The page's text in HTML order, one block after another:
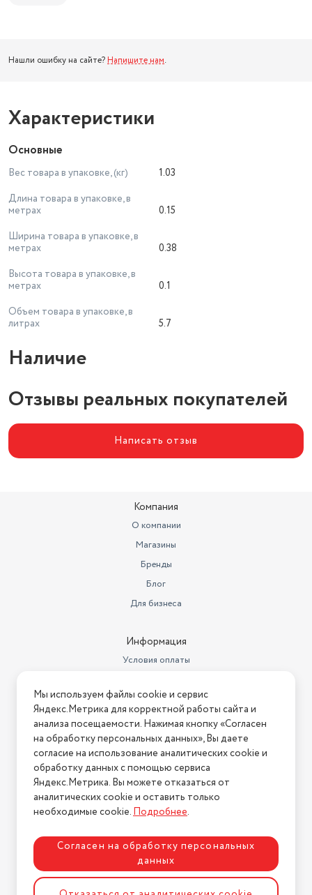
Нашли ошибку на сайте? Напишите нам.
Характеристики
Основные
Вес товара в упаковке, (кг)
1.03
Длина товара в упаковке, в
метрах
0.15
Ширина товара в упаковке, в
метрах
0.38
Высота товара в упаковке, в
метрах
0.1
Объем товара в упаковке, в
литрах
5.7
Наличие
Отзывы реальных покупателей
Написать отзыв
Компания
О компании
Магазины
Бренды
Блог
Для бизнеса
Информация
Условия оплаты
Условия возврата
Нашли ошибку на сайте? Напишите нам
2026 © Интернет-магазин "АстМаркет". У нас есть всё!
Политика конфиденциальности
Разработка сайтаASTDESIGN
Мы используем файлы cookie и сервис
Яндекс.Метрика для корректной работы сайта и
анализа посещаемости. Нажимая кнопку «Согласен
на обработку персональных данных», Вы даете
согласие на использование аналитических cookie и
обработку данных с помощью сервиса
Яндекс.Метрика. Вы можете отказаться от
аналитических cookie и оставить только
необходимые cookie.Подробнее.
Согласен на обработку персональных
данных